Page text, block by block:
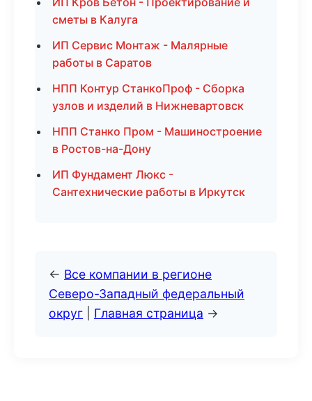
сметы в Калуга
ИП Сервис Монтаж - Малярные
работы в Саратов
НПП Контур СтанкоПроф - Сборка
узлов и изделий в Нижневартовск
НПП Станко Пром - Машиностроение
в Ростов-на-Дону
ИП Фундамент Люкс -
Сантехнические работы в Иркутск
← Все компании в регионе
Северо-Западный федеральный
округ
Главная страница →